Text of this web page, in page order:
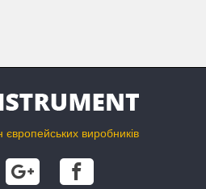
європейських виробників